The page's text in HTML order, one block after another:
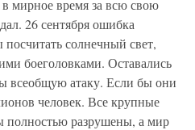
мирное время за всю свою
26 сентября ошибка
солнечный свет,
боеголовками. Оставались
всеобщую атаку. Если бы они
человек. Все крупные
разрушены, а мир